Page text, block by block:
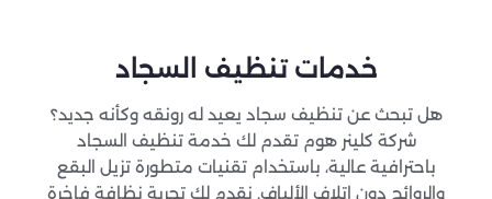
خدمات تنظيف السجاد
هل تبحث عن تنظيف سجاد يعيد له رونقه وكأنه جديد؟
شركة كلينر هوم تقدم لك خدمة تنظيف السجاد
باحترافية عالية، باستخدام تقنيات متطورة تزيل البقع
والروائح دون إتلاف الألياف. نقدم لك تجربة نظافة فاخرة